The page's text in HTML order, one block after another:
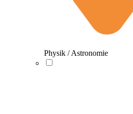
Physik / Astronomie